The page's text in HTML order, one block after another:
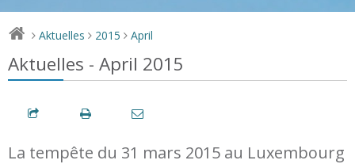
> Aktuelles > 2015 > April
Aktuelles - April 2015
La tempête du 31 mars 2015 au Luxembourg